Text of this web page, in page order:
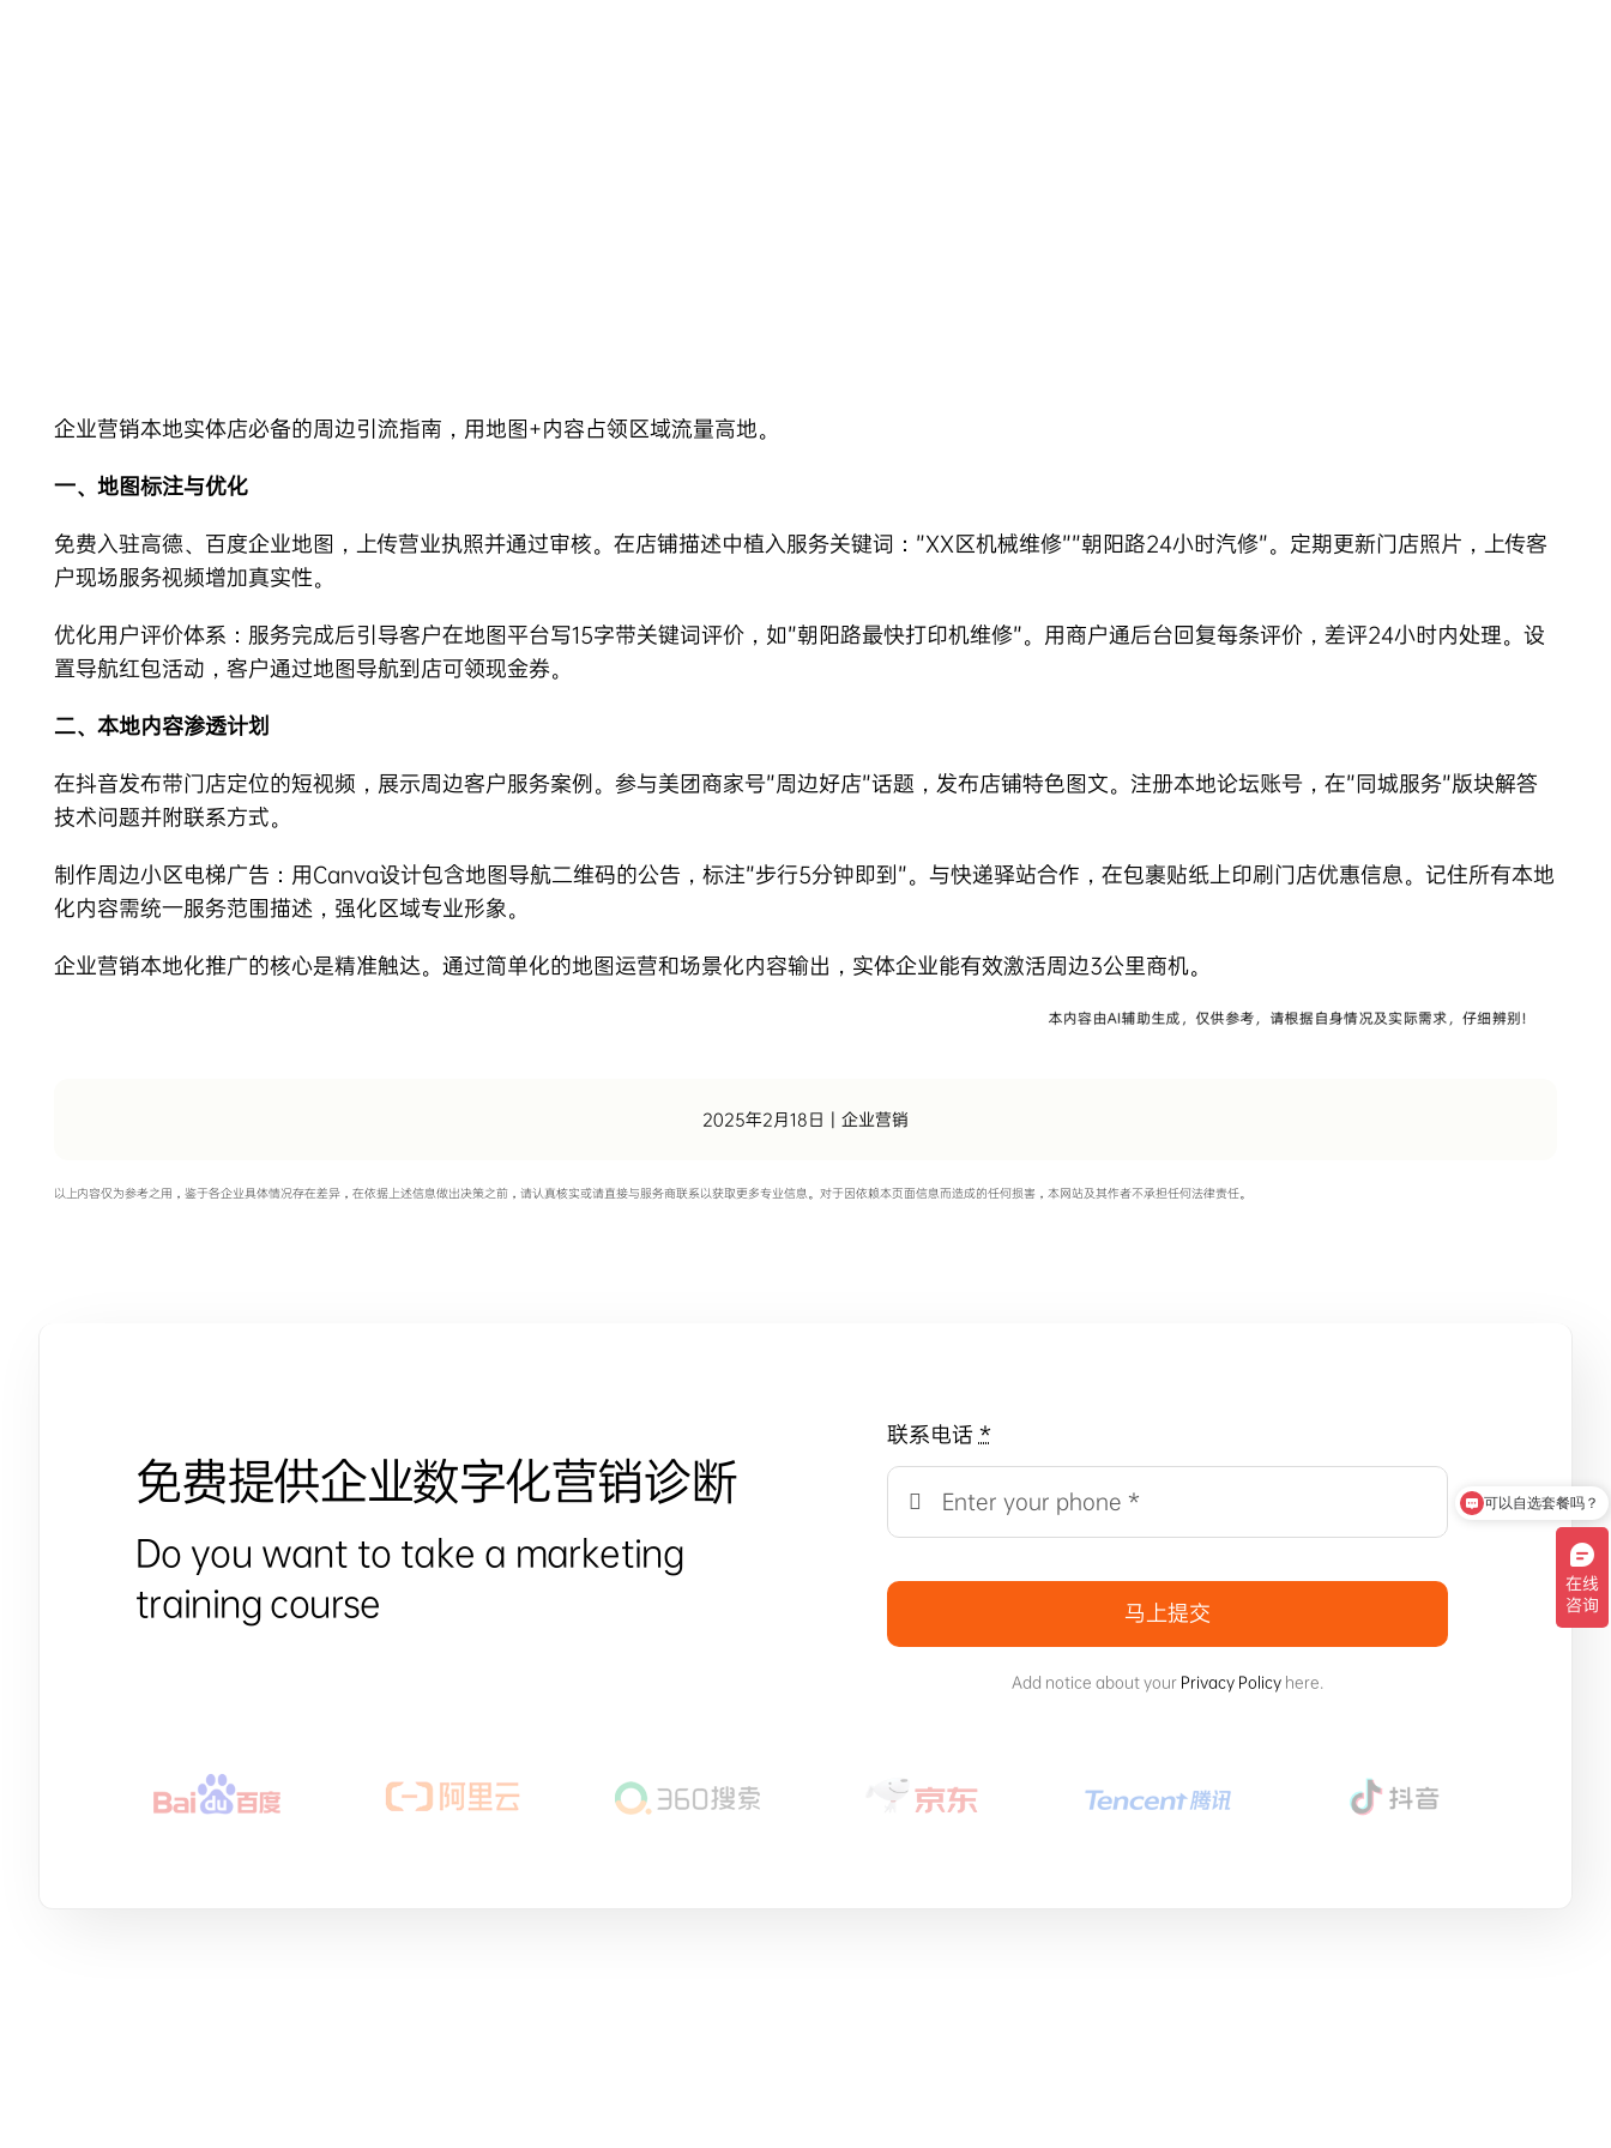
企业营销本地实体店必备的周边引流指南，用地图+内容占领区域流量高地。
一、地图标注与优化
免费入驻高德、百度企业地图，上传营业执照并通过审核。在店铺描述中植入服务关键词：”XX区机械维修””朝阳路24小时汽修”。定期更新门店照片，上传客
户现场服务视频增加真实性。
优化用户评价体系：服务完成后引导客户在地图平台写15字带关键词评价，如”朝阳路最快打印机维修”。用商户通后台回复每条评价，差评24小时内处理。设
置导航红包活动，客户通过地图导航到店可领现金券。
二、本地内容渗透计划
在抖音发布带门店定位的短视频，展示周边客户服务案例。参与美团商家号”周边好店”话题，发布店铺特色图文。注册本地论坛账号，在”同城服务”版块解答
技术问题并附联系方式。
制作周边小区电梯广告：用Canva设计包含地图导航二维码的公告，标注”步行5分钟即到”。与快递驿站合作，在包裹贴纸上印刷门店优惠信息。记住所有本地
化内容需统一服务范围描述，强化区域专业形象。
企业营销本地化推广的核心是精准触达。通过简单化的地图运营和场景化内容输出，实体企业能有效激活周边3公里商机。
2025年2月18日 企业营销
以上内容仅为参考之用，鉴于各企业具体情况存在差异，在依据上述信息做出决策之前，请认真核实或请直接与服务商联系以获取更多专业信息。对于因依赖本页面信息而造成的任何损害，本网站及其作者不承担任何法律责任。
免费提供企业数字化营销诊断
Do you want to take a marketing
training course
联系电话*
马上提交
Add notice about your Privacy Policyhere.
可以自选套餐吗？